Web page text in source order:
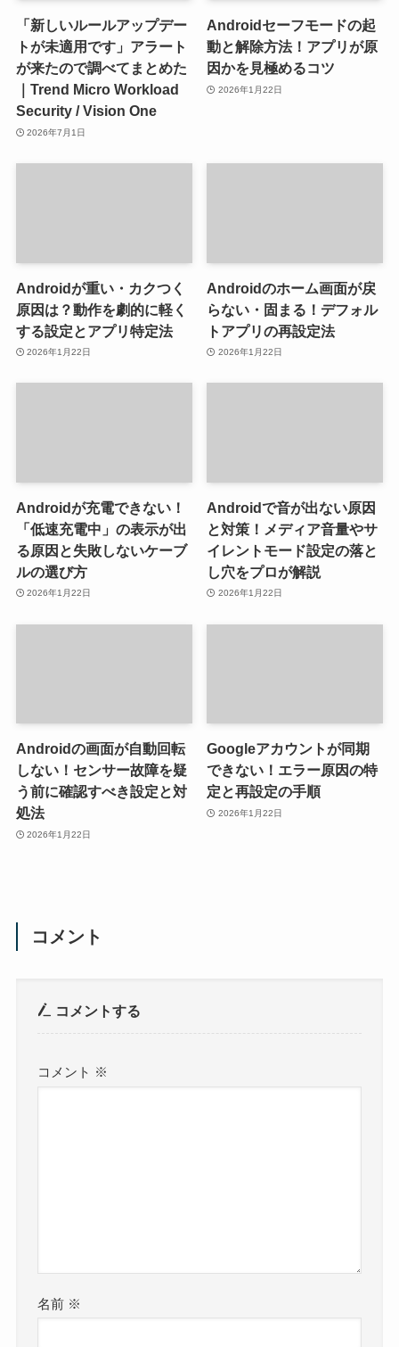
「新しいルールアップデー
トが未適用です」アラート
が来たので調べてまとめた
｜Trend Micro Workload
Security / Vision One
2026年7月1日
Androidセーフモードの起
動と解除方法！アプリが原
因かを見極めるコツ
2026年1月22日
Androidが重い・カクつく
原因は？動作を劇的に軽く
する設定とアプリ特定法
2026年1月22日
Androidのホーム画面が戻
らない・固まる！デフォル
トアプリの再設定法
2026年1月22日
Androidが充電できない！
「低速充電中」の表示が出
る原因と失敗しないケーブ
ルの選び方
2026年1月22日
Androidで音が出ない原因
と対策！メディア音量やサ
イレントモード設定の落と
し穴をプロが解説
2026年1月22日
Androidの画面が自動回転
しない！センサー故障を疑
う前に確認すべき設定と対
処法
2026年1月22日
Googleアカウントが同期
できない！エラー原因の特
定と再設定の手順
2026年1月22日
コメント
コメントする
コメント ※
名前 ※